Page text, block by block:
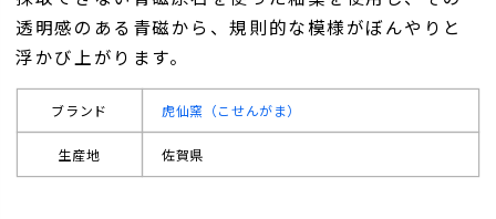
透明感のある青磁から、規則的な模様がぼんやりと
浮かび上がります。
ブランド 虎仙窯（こせんがま）
生産地 佐賀県